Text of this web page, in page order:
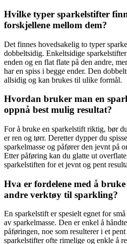
Hvilke typer sparkelstifter
forskjellene mellom dem?
Det finnes hovedsakelig to typer
dobbeltsidig. Enkeltsidige
enden og en flat flate på den andre,
har en spiss i begge ender. Den
allsidig og kan brukes til ulike formål.
Hvordan bruker man en
oppnå best mulig resultat?
For å bruke en sparkelstift riktig, bør
er ren og tørr. Deretter dypper du
sparkelmasse og påfører den jevnt på
Etter påføring kan du glatte ut
sparkelstiften for et jevnt og pent
Hva er fordelene med å
andre verktøy til sparkling?
En sparkelstift er spesielt egnet for
av sparkelmasse. Den er enkel å
påføringen, noe som resulterer i et
sparkelstifter ofte rimelige og enkle å